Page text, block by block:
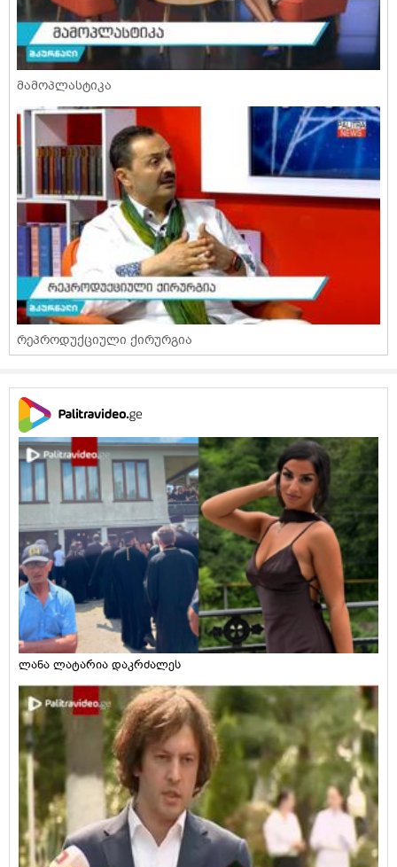
მამოპლასტიკა
რეპროდუქციული ქირურგია
ლანა ლატარია დაკრძალეს